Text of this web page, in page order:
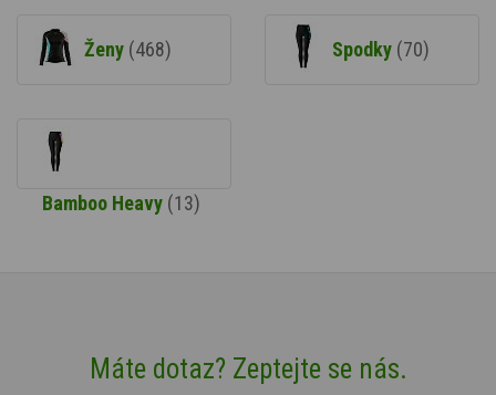
Ženy (468) Spodky (70)
Bamboo Heavy (13)
Máte dotaz? Zeptejte se nás.